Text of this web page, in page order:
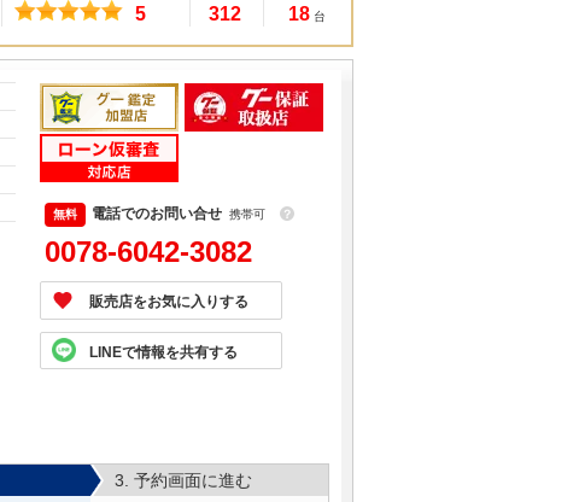
5 312 18 台
電話でのお問い合せ 携帯可 ？
0078-6042-3082
販売店をお気に入りする
LINEで情報を共有する
3. 予約画面に進む